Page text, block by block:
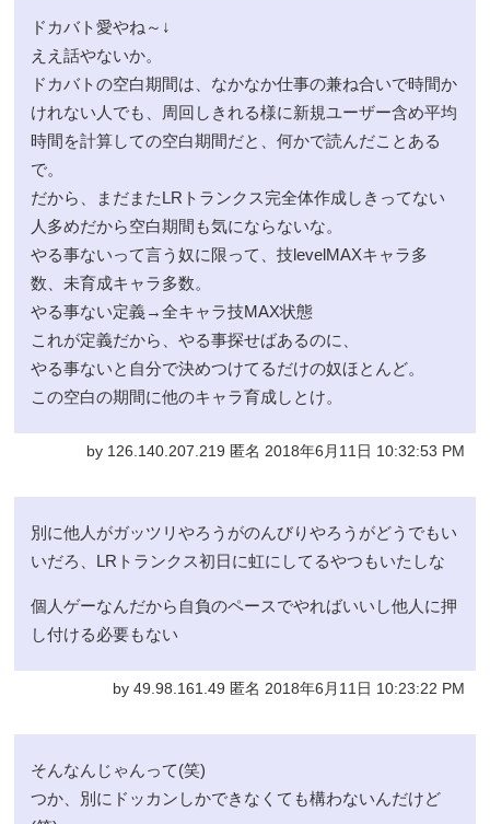
ドカバト愛やね～↓
ええ話やないか。
ドカバトの空白期間は、なかなか仕事の兼ね合いで時間か
けれない人でも、周回しきれる様に新規ユーザー含め平均
時間を計算しての空白期間だと、何かで読んだことある
で。
だから、まだまたLRトランクス完全体作成しきってない
人多めだから空白期間も気にならないな。
やる事ないって言う奴に限って、技levelMAXキャラ多
数、未育成キャラ多数。
やる事ない定義→全キャラ技MAX状態
これが定義だから、やる事探せばあるのに、
やる事ないと自分で決めつけてるだけの奴ほとんど。
この空白の期間に他のキャラ育成しとけ。
by 126.140.207.219 匿名 2018年6月11日 10:32:53 PM
別に他人がガッツリやろうがのんびりやろうがどうでもい
いだろ、LRトランクス初日に虹にしてるやつもいたしな
個人ゲーなんだから自負のペースでやればいいし他人に押
し付ける必要もない
by 49.98.161.49 匿名 2018年6月11日 10:23:22 PM
そんなんじゃんって(笑)
つか、別にドッカンしかできなくても構わないんだけど